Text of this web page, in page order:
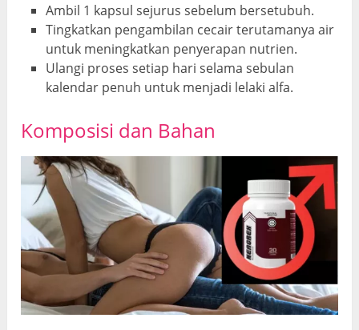
Ambil 1 kapsul sejurus sebelum bersetubuh.
Tingkatkan pengambilan cecair terutamanya air
untuk meningkatkan penyerapan nutrien.
Ulangi proses setiap hari selama sebulan
kalendar penuh untuk menjadi lelaki alfa.
Komposisi dan Bahan